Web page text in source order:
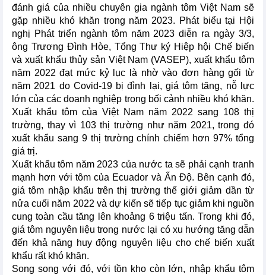
đánh giá của nhiều chuyên gia ngành tôm Việt Nam sẽ
gặp nhiều khó khăn trong năm 2023. Phát biểu tại Hội
nghị Phát triển ngành tôm năm 2023 diễn ra ngày 3/3,
ông Trương Đình Hòe, Tổng Thư ký Hiệp hội Chế biến
và xuất khẩu thủy sản Việt Nam (VASEP), xuất khẩu tôm
năm 2022 đạt mức kỷ lục là nhờ vào đơn hàng gối từ
năm 2021 do Covid-19 bị đình lại, giá tôm tăng, nỗ lực
lớn của các doanh nghiệp trong bối cảnh nhiều khó khăn.
Xuất khẩu tôm của Việt Nam năm 2022 sang 108 thị
trường, thay vì 103 thị trường như năm 2021, trong đó
xuất khẩu sang 9 thị trường chính chiếm hơn 97% tổng
giá trị.
Xuất khẩu tôm năm 2023 của nước ta sẽ phải cạnh tranh
mạnh hơn với tôm của Ecuador và Ấn Độ. Bên cạnh đó,
giá tôm nhập khẩu trên thị trường thế giới giảm dần từ
nửa cuối năm 2022 và dự kiến sẽ tiếp tục giảm khi nguồn
cung toàn cầu tăng lên khoảng 6 triệu tấn. Trong khi đó,
giá tôm nguyên liệu trong nước lại có xu hướng tăng dẫn
đến khả năng huy động nguyên liệu cho chế biến xuất
khẩu rất khó khăn.
Song song với đó, với tồn kho còn lớn, nhập khẩu tôm